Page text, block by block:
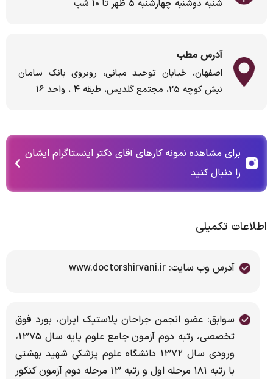
شنبه دوشنبه چهارشنبه 5 ظهر تا 10 شب
آدرس مطب
اصفهان، خیابان توحید میانی، روبروی بانک سامان
نبش کوچه 25، مجتمع گلدیس، طبقه 4 ، واحد 16
برای مشاهده نمونه کارهای آقای دکتر اینستاگرام ایشان
را دنبال کنید
اطلاعات تکمیلی
آدرس وب سایت: www.doctorshirvani.ir
سوابق: عضو انجمن جراحان پلاستیک ایران، بورد فوق
تخصصی، رتبه دوم آزمون جامع علوم پایه سال ۱۳۷۵،
ورودی سال ۱۳۷۲ دانشگاه علوم پزشکی شهید بهشتی
با رتبه ۱۸۱ مرحله اول و رتبه ۱۳ مرحله دوم آزمون کنکور